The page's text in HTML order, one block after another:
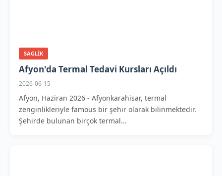
SAGLIK
Afyon'da Termal Tedavi Kursları Açıldı
2026-06-15
Afyon, Haziran 2026 - Afyonkarahisar, termal
zenginlikleriyle famous bir şehir olarak bilinmektedir.
Şehirde bulunan birçok termal...